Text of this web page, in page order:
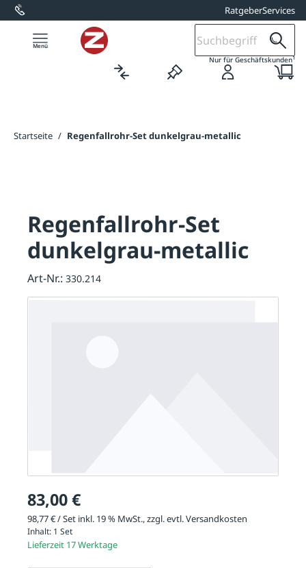
springen RatgeberServices
Nur für Geschäftskunden1
Startseite / Regenfallrohr-Set dunkelgrau-metallic
83,00 €
98,77 € / Set inkl. 19 % MwSt., zzgl. evtl.Versandkosten
Inhalt: 1 Set
Lieferzeit 17 Werktage
Regenfallrohr-Set
dunkelgrau-metallic
Art-Nr.: 330.214